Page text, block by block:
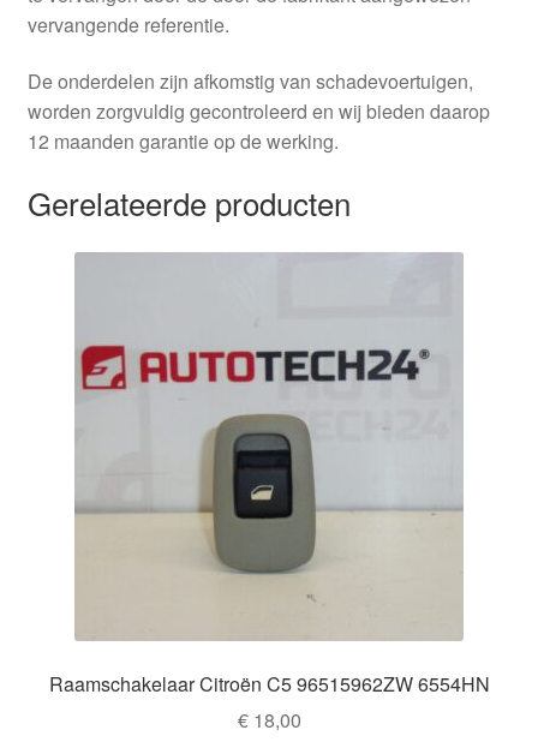
vervangende referentie.
De onderdelen zijn afkomstig van schadevoertuigen,
worden zorgvuldig gecontroleerd en wij bieden daarop
12 maanden garantie op de werking.
Gerelateerde producten
Raamschakelaar Citroën C5 96515962ZW 6554HN
€18,00